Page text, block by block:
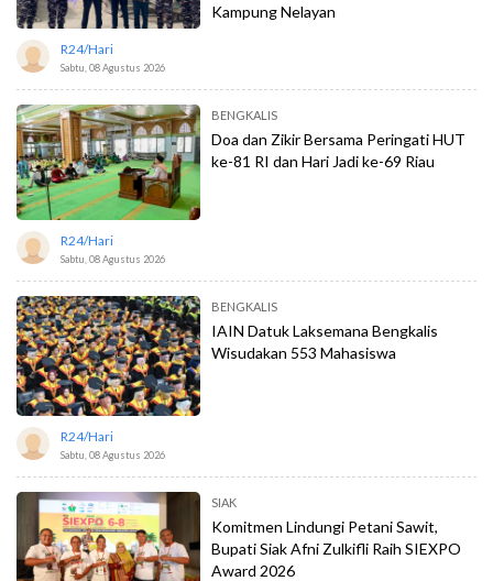
Kampung Nelayan
R24/hari
Sabtu, 08 Agustus 2026
BENGKALIS
Doa dan Zikir Bersama Peringati HUT
ke-81 RI dan Hari Jadi ke-69 Riau
R24/hari
Sabtu, 08 Agustus 2026
BENGKALIS
IAIN Datuk Laksemana Bengkalis
Wisudakan 553 Mahasiswa
R24/hari
Sabtu, 08 Agustus 2026
SIAK
Komitmen Lindungi Petani Sawit,
Bupati Siak Afni Zulkifli Raih SIEXPO
Award 2026